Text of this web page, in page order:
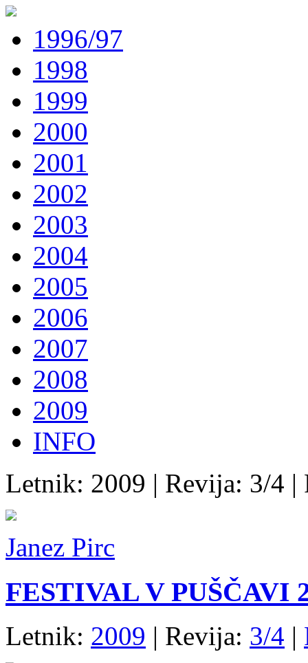
1996/97
1998
1999
2000
2001
2002
2003
2004
2005
2006
2007
2008
2009
INFO
Letnik: 2009 | Revija: 3/4 |
Janez Pirc
FESTIVAL V PUŠČAVI
Letnik: 2009 | Revija: 3/4 |